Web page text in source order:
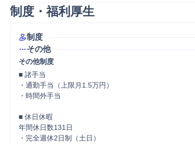
制度・福利厚生
制度
その他
その他制度
■ 諸手当
・通勤手当（上限月1.5万円）
・時間外手当
■ 休日休暇
年間休日数131日
・完全週休2日制（土日）